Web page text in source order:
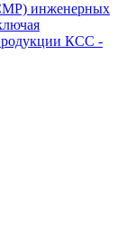
инженерных
КСС -